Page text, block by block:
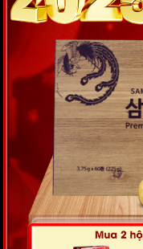
công ty dược Thường
cũng là doanh nghiệp
ứng những tiêu chuẩn
Thành phần an cung
Viên an cung ngưu
trong Đông Y như:
hoàng cầm, chi tử, trân
Một số thành phần
Trung Quốc